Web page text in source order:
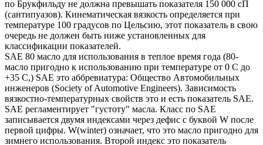
по Брукфильду не должна превышать показателя 150 000 сП
(сантипуазов). Кинематическая вязкость определяется при
температуре 100 градусов по Цельсию, этот показатель в свою
очередь не должен быть ниже установленных для
классификации показателей.
SAE 80 масло для использования в теплое время года (80-
масло пригодно к использованию при температуре от 0 С до
+35 С,) SAE это аббревиатура: Общество Автомобильных
инженеров (Society of Automotive Engineers). Зависимость
вязкостно-температурных свойств это и есть показатель SAE.
SAE регламентирует "густоту" масла. Класс по SAE
записывается двумя индексами через дефис с буквой W после
первой цифры. W(winter) означает, что это масло пригодно для
зимнего использования. Второй индекс это показатель